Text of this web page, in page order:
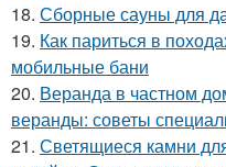
18. Сборные сауны для
19. Как париться в
мобильные бани
20. Веранда в частном
веранды: советы
21. Светящиеся камни